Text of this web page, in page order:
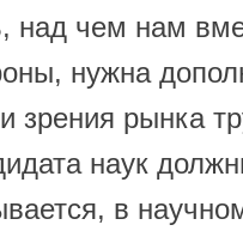
над чем нам
нужна
зрения рынка
наук
в